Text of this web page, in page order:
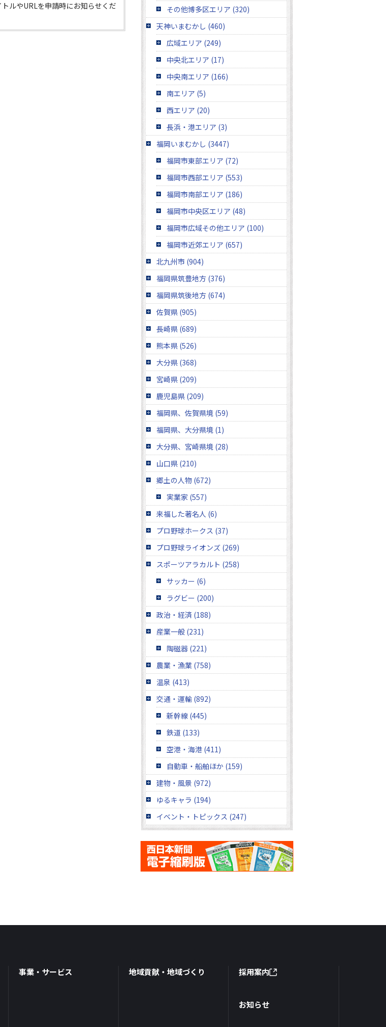
ルやURLを申請時にお知らせくだ
その他博多区エリア (320)
天神いまむかし (460)
広域エリア (249)
中央北エリア (17)
中央南エリア (166)
南エリア (5)
西エリア (20)
長浜・港エリア (3)
福岡いまむかし (3447)
福岡市東部エリア (72)
福岡市西部エリア (553)
福岡市南部エリア (186)
福岡市中央区エリア (48)
福岡市広域その他エリア (100)
福岡市近郊エリア (657)
北九州市 (904)
福岡県筑豊地方 (376)
福岡県筑後地方 (674)
佐賀県 (905)
長崎県 (689)
熊本県 (526)
大分県 (368)
宮崎県 (209)
鹿児島県 (209)
福岡県、佐賀県境 (59)
福岡県、大分県境 (1)
大分県、宮崎県境 (28)
山口県 (210)
郷土の人物 (672)
実業家 (557)
来福した著名人 (6)
プロ野球ホークス (37)
プロ野球ライオンズ (269)
スポーツアラカルト (258)
サッカー (6)
ラグビー (200)
政治・経済 (188)
産業一般 (231)
陶磁器 (221)
農業・漁業 (758)
温泉 (413)
交通・運輸 (892)
新幹線 (445)
鉄道 (133)
空港・海港 (411)
自動車・船舶ほか (159)
建物・風景 (972)
ゆるキャラ (194)
イベント・トピックス (247)
事業・サービス 地域貢献・地域づくり 採用案内
お知らせ